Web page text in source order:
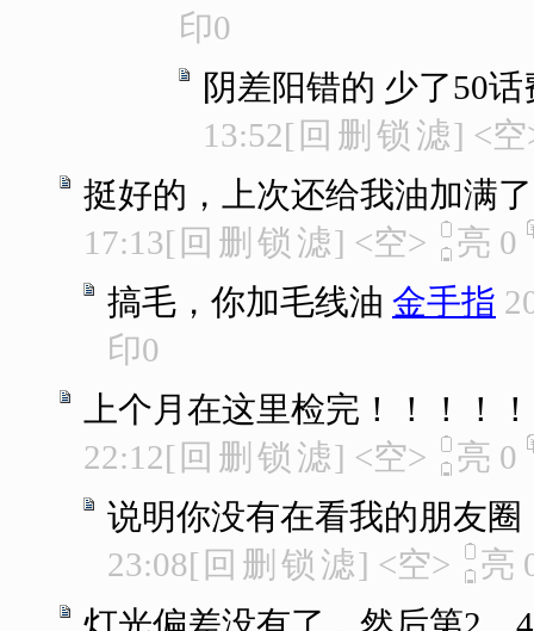
印0
阴差阳错的 少了50
13:52[ 回 删 锁 滤] <
挺好的，上次还给我油加满
17:13[ 回 删 锁 滤] <空> 亮 0
搞毛，你加毛线油 金手指
印0
上个月在这里检完！！！！
22:12[ 回 删 锁 滤] <空> 亮 0
说明你没有在看我的朋友
23:08[ 回 删 锁 滤] <空> 亮